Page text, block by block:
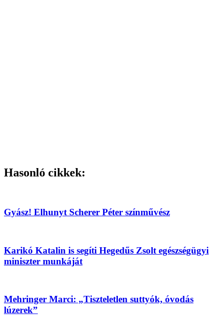
Hasonló cikkek:
Gyász! Elhunyt Scherer Péter színművész
Karikó Katalin is segíti Hegedűs Zsolt egészségügyi
miniszter munkáját
Mehringer Marci: „Tiszteletlen suttyók, óvodás
lúzerek”